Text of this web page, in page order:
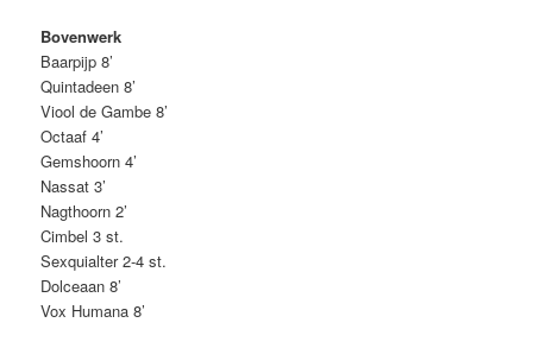
Bovenwerk
Baarpijp 8’
Quintadeen 8’
Viool de Gambe 8’
Octaaf 4’
Gemshoorn 4’
Nassat 3’
Nagthoorn 2’
Cimbel 3 st.
Sexquialter 2-4 st.
Dolceaan 8’
Vox Humana 8’